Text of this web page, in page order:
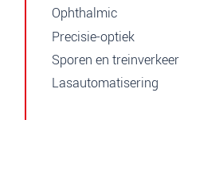
Ophthalmic
Precisie-optiek
Sporen en treinverkeer
Lasautomatisering